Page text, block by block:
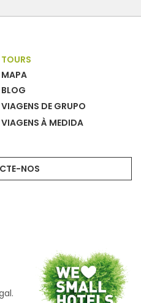
TOURS
MAPA
BLOG
VIAGENS DE GRUPO
VIAGENS À MEDIDA
NOS